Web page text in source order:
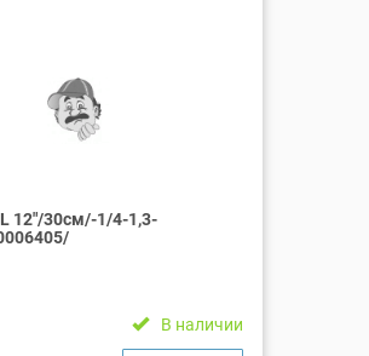
12″/30см/-1/4-1,3-
В наличии